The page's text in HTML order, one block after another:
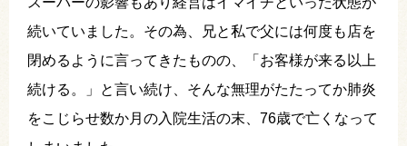
続いていました。その為、兄と私で父には何度も店を
閉めるように言ってきたものの、「お客様が来る以上
続ける。」と言い続け、そんな無理がたたってか肺炎
をこじらせ数か月の入院生活の末、76歳で亡くなって